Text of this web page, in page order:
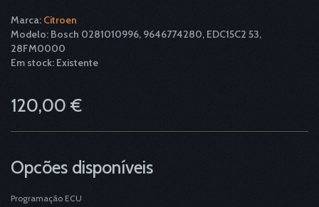
Marca: Citroen
Modelo: Bosch 0281010996, 9646774280, EDC15C2 53,
28FM0000
Em stock: Existente
120,00 €
Opcões disponíveis
Programação ECU